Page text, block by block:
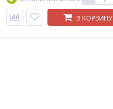
В КОРЗИНУ